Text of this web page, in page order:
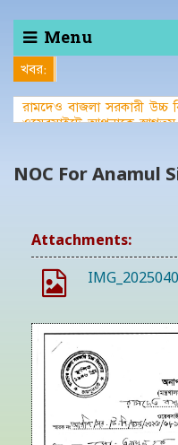
Menu
খবর:
রামদেও বাজলা সরকারী উচ্চ
ওয়েবসাইটে আপনাকে
NOC For Anamul
Attachments: